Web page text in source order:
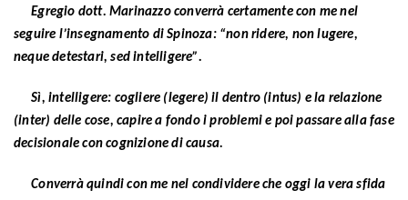
Egregio dott. Marinazzo converrà certamente con me nel
seguire l’insegnamento di Spinoza: “non ridere, non lugere,
neque detestari, sed intelligere”.
Sì, intelligere: cogliere (legere) il dentro (intus) e la relazione
(inter) delle cose, capire a fondo i problemi e poi passare alla fase
decisionale con cognizione di causa.
Converrà quindi con me nel condividere che oggi la vera sfida